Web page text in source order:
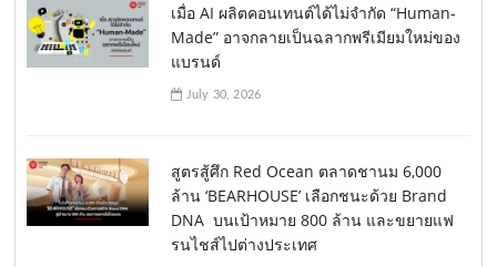
เมื่อ AI ผลิตคอนเทนต์ได้ไม่จำกัด “Human-
Made” อาจกลายเป็นฉลากพรีเมียมใหม่ของ
แบรนด์
July 30, 2026
สูตรสู้ศึก Red Ocean ตลาดชานม 6,000
ล้าน ‘BEARHOUSE’ เลือกชนะด้วย Brand
DNA บนเป้าหมาย 800 ล้าน และขยายแฟ
รนไชส์ไปต่างประเทศ